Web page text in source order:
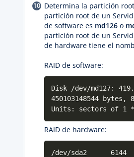
Determina la partición
partición root de un
de software es md126 o
partición root de un
de hardware tiene el
RAID de software:
Disk /dev/md127:
450103148544 bytes,
Units: sectors of 1 *
RAID de hardware:
/dev/sda2 6144